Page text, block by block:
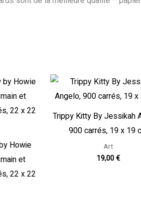
Howie
et
22 x 22
Trippy Kitty By Jessikah
900 carrés, 19 x 19
Art
19,00 €